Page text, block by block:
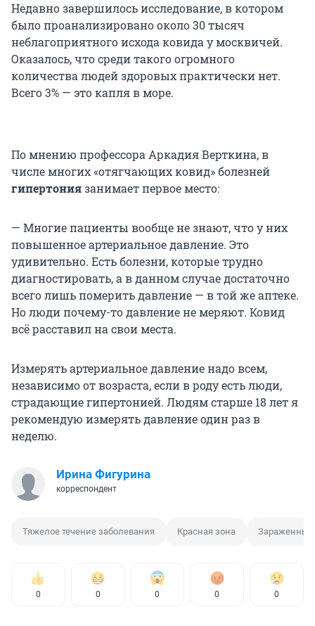
Недавно завершилось исследование, в котором
было проанализировано около 30 тысяч
неблагоприятного исхода ковида у москвичей.
Оказалось, что среди такого огромного
количества людей здоровых практически нет.
Всего 3% — это капля в море.
По мнению профессора Аркадия Верткина, в
числе многих «отягчающих ковид» болезней
гипертониязанимает первое место:
— Многие пациенты вообще не знают, что у них
повышенное артериальное давление. Это
удивительно. Есть болезни, которые трудно
диагностировать, а в данном случае достаточно
всего лишь померить давление — в той же аптеке.
Но люди почему-то давление не меряют. Ковид
всё расставил на свои места.
Измерять артериальное давление надо всем,
независимо от возраста, если в роду есть люди,
страдающие гипертонией. Людям старше 18 лет я
рекомендую измерять давление один раз в
неделю.
Ирина Фигурина
корреспондент
Тяжелое течение заболевания Красная зона Зараженный
0 0 0 0 0